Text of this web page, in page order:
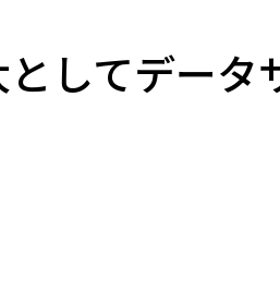
してデータ